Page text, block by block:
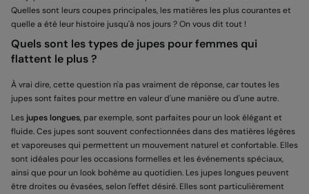
Quelles sont leurs coupes principales, les matières les plus courantes et
quelle a été leur histoire jusqu'à nos jours ? On vous dit tout !
Quels sont les types de jupes pour femmes qui
flattent le plus ?
À vrai dire, cette question n'a pas vraiment de réponse, car toutes les
jupes sont faites pour mettre en valeur d'une manière ou d'une autre.
Les jupes longues, par exemple, sont parfaites pour un look élégant et
fluide. Ces jupes sont souvent confectionnées dans des matières légères
et vaporeuses qui permettent un mouvement naturel et confortable. Elles
sont idéales pour les occasions formelles et les événements spéciaux,
ainsi que pour un look bohème au quotidien. Les jupes longues peuvent
être droites ou évasées, selon l'effet désiré. Elles sont particulièrement